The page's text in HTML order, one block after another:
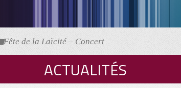
Fête de la Laïcité – Concert
ACTUALITÉS